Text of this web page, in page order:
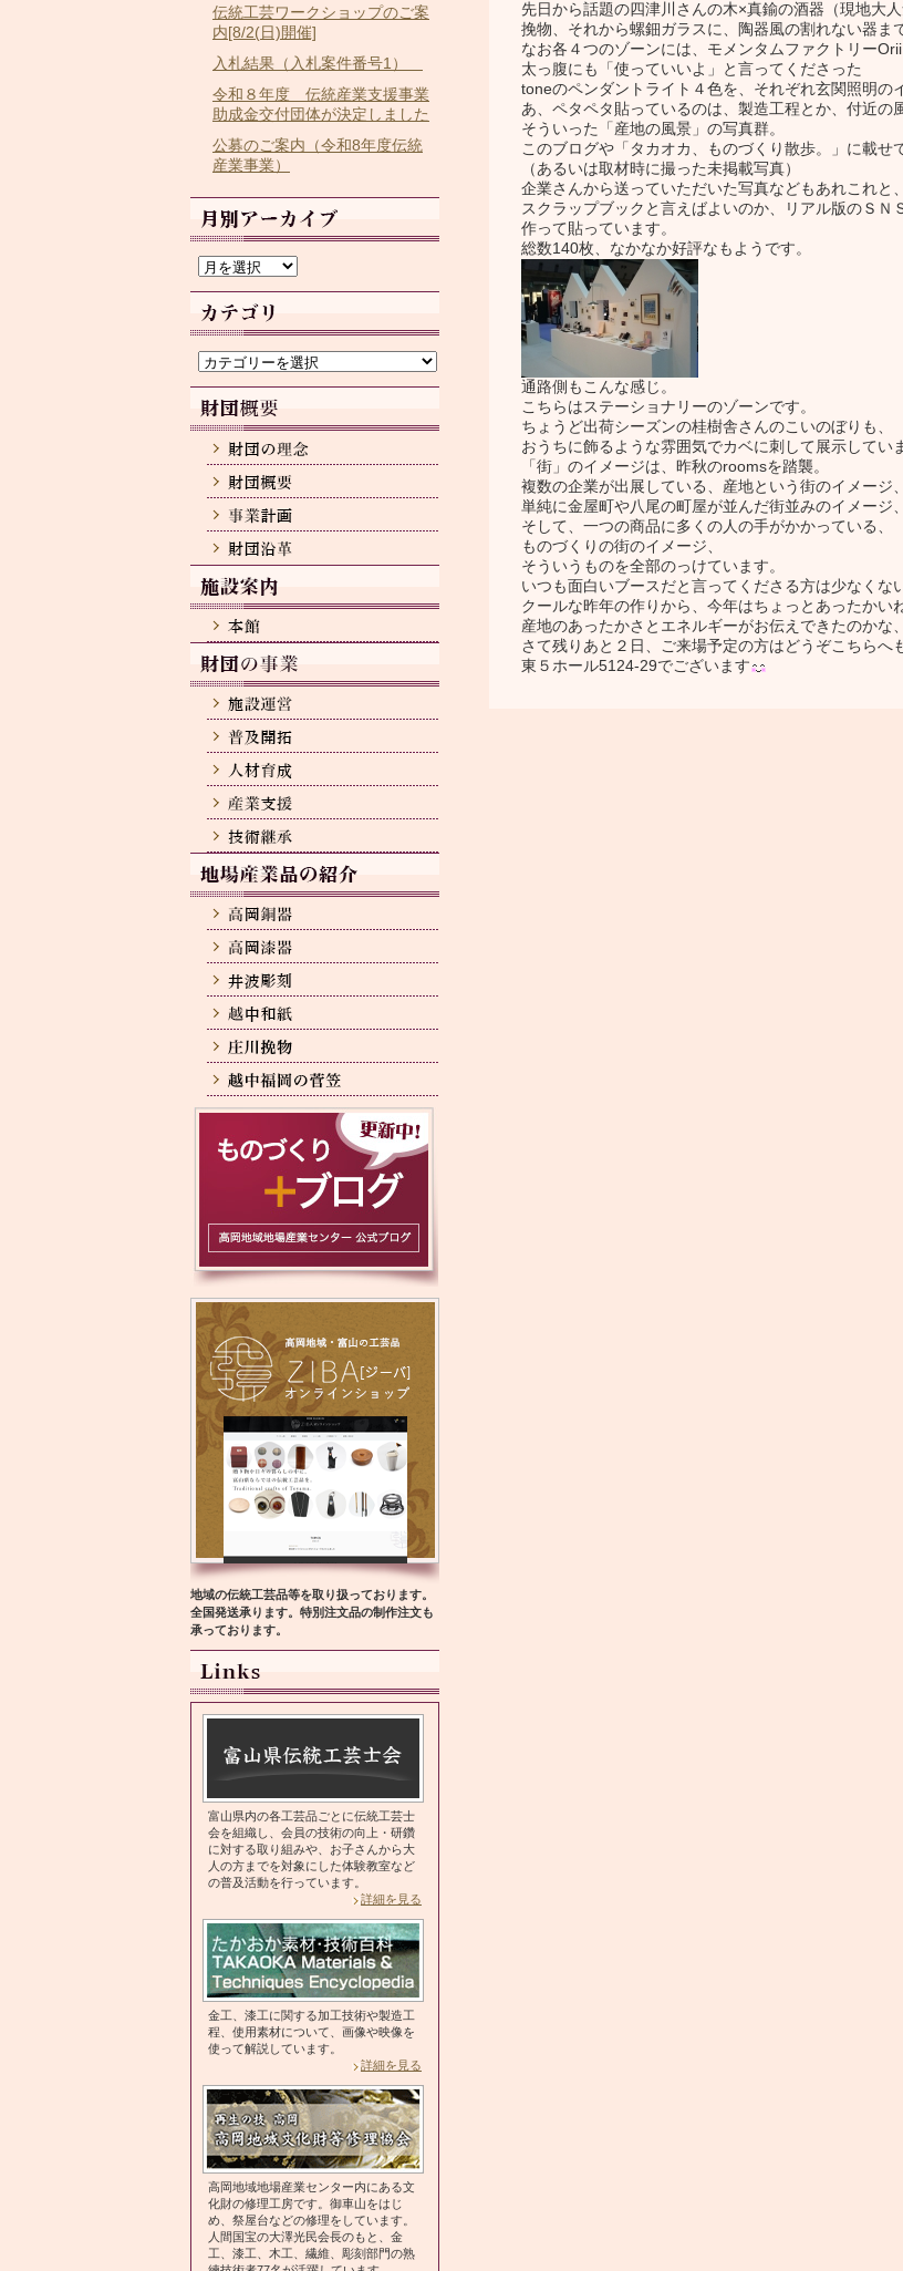
先日から話題の四津川さんの木×真鍮の酒器（現地大人
挽物、それから螺鈿ガラスに、陶器風の割れない器まで
なお各４つのゾーンには、モメンタムファクトリーOrii
太っ腹にも「使っていいよ」と言ってくださった
toneのペンダントライト４色を、それぞれ玄関照明の
あ、ペタペタ貼っているのは、製造工程とか、付近の
そういった「産地の風景」の写真群。
このブログや「タカオカ、ものづくり散歩。」に載せ
（あるいは取材時に撮った未掲載写真）
企業さんから送っていただいた写真などもあれこれと、
スクラップブックと言えばよいのか、リアル版のＳＮ
作って貼っています。
総数140枚、なかなか好評なもようです。
通路側もこんな感じ。
こちらはステーショナリーのゾーンです。
ちょうど出荷シーズンの桂樹舎さんのこいのぼりも、
おうちに飾るような雰囲気でカベに刺して展示してい
「街」のイメージは、昨秋のroomsを踏襲。
複数の企業が出展している、産地という街のイメージ、
単純に金屋町や八尾の町屋が並んだ街並みのイメージ、
そして、一つの商品に多くの人の手がかかっている、
ものづくりの街のイメージ、
そういうものを全部のっけています。
いつも面白いブースだと言ってくださる方は少なくな
クールな昨年の作りから、今年はちょっとあったかい
産地のあったかさとエネルギーがお伝えできたのかな
さて残りあと２日、ご来場予定の方はどうぞこちらへ
東５ホール5124-29でございます
伝統工芸ワークショップのご案
内[8/2(日)開催]
入札結果（入札案件番号1）
令和８年度 伝統産業支援事業
助成金交付団体が決定しました
公募のご案内（令和8年度伝統
産業事業）
ー
カ
イ
ブ
ゴ
リ
ー
地域の伝統工芸品等を取り扱っております。
全国発送承ります。特別注文品の制作注文も
承っております。
富山県内の各工芸品ごとに伝統工芸士
会を組織し、会員の技術の向上・研鑽
に対する取り組みや、お子さんから大
人の方までを対象にした体験教室など
の普及活動を行っています。
詳細を見る
金工、漆工に関する加工技術や製造工
程、使用素材について、画像や映像を
使って解説しています。
詳細を見る
高岡地域地場産業センター内にある文
化財の修理工房です。御車山をはじ
め、祭屋台などの修理をしています。
人間国宝の大澤光民会長のもと、金
工、漆工、木工、繊維、彫刻部門の熟